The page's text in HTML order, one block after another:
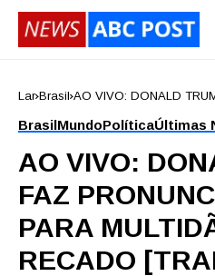
Lar Brasil AO VIVO: DONALD
PARA PORTUGUÊS]
BrasilMundoPolíticaÚltimas
AO VIVO:
FAZ
PARA
RECADO